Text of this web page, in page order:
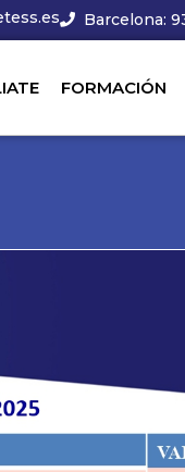
Barcelona:
FORMACIÓN